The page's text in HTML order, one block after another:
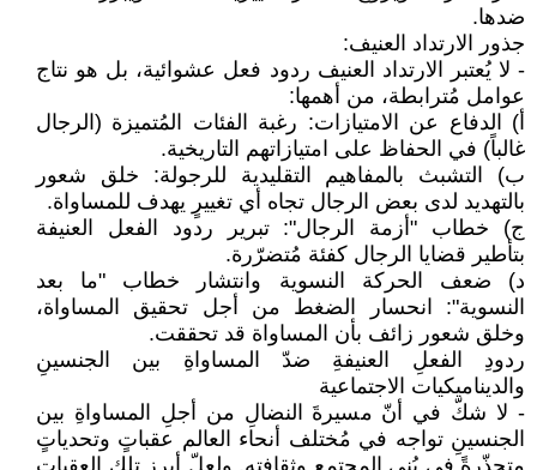
ضدها.
جذور الارتداد العنيف:
- لا يُعتبر الارتداد العنيف ردود فعل عشوائية، بل هو نتاج
عوامل مُترابطة، من أهمها:
‌أ) الدفاع عن الامتيازات: رغبة الفئات المُتميزة (الرجال
غالباً) في الحفاظ على امتيازاتهم التاريخية.
‌ب) التشبث بالمفاهيم التقليدية للرجولة: خلق شعور
بالتهديد لدى بعض الرجال تجاه أي تغييرٍ يهدف للمساواة.
‌ج) خطاب "أزمة الرجال": تبرير ردود الفعل العنيفة
بتأطير قضايا الرجال كفئة مُتضرّرة.
‌د) ضعف الحركة النسوية وانتشار خطاب "ما بعد
النسوية": انحسار الضغط من أجل تحقيق المساواة،
وخلق شعور زائف بأن المساواة قد تحققت.
ردودِ الفعلِ العنيفةِ ضدّ المساواةِ بين الجنسينِ
والديناميكيات الاجتماعية
- لا شكّ في أنّ مسيرةَ النضالِ من أجلِ المساواةِ بين
الجنسينِ تواجه في مُختلف أنحاء العالم عقباتٍ وتحدياتٍ